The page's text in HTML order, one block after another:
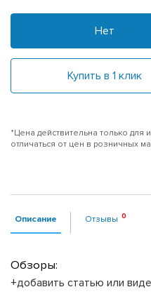
Нет
Купить в 1 клик
*Цена действительна только для
отличаться от цен в розничных
Описание Отзывы
Обзоры:
+добавить статью или